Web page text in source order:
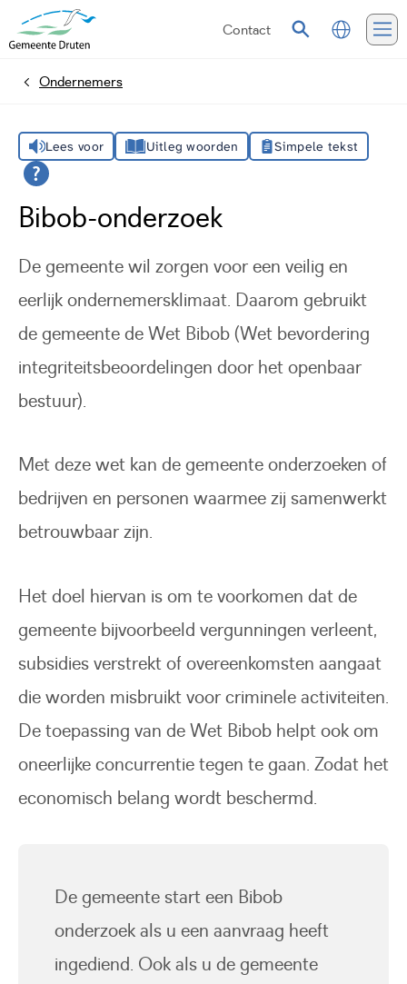
Contact
ZoekenVertalen
HomeOndernemers
Lees voor Uitleg woorden Simpele tekst
Bibob-onderzoek
De gemeente wil zorgen voor een veilig en
eerlijk ondernemersklimaat. Daarom gebruikt
de gemeente de Wet Bibob (Wet bevordering
integriteitsbeoordelingen door het openbaar
bestuur).
Met deze wet kan de gemeente onderzoeken of
bedrijven en personen waarmee zij samenwerkt
betrouwbaar zijn.
Het doel hiervan is om te voorkomen dat de
gemeente bijvoorbeeld vergunningen verleent,
subsidies verstrekt of overeenkomsten aangaat
die worden misbruikt voor criminele activiteiten.
De toepassing van de Wet Bibob helpt ook om
oneerlijke concurrentie tegen te gaan. Zodat het
economisch belang wordt beschermd.
De gemeente start een Bibob
onderzoek als u een aanvraag heeft
ingediend. Ook als u de gemeente